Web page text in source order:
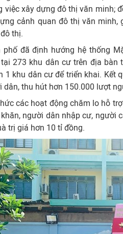
việc xây dựng đô thị văn minh;
cảnh quan đô thị văn minh,
thị.
phố đã định hướng hệ thống
273 khu dân cư trên địa bàn
1 khu dân cư để triển khai. Kết
dân, thu hút hơn 150.000 lượt
các hoạt động chăm lo hỗ
người dân nhập cư, người
trị giá hơn 10 tỉ đồng.